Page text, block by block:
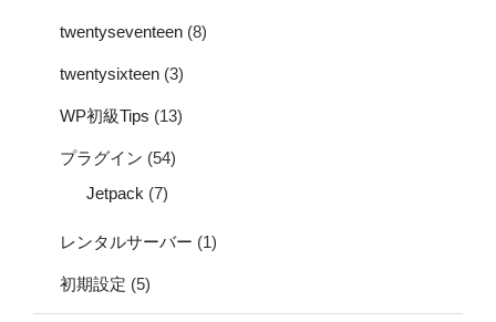
twentyseventeen (8)
twentysixteen (3)
WP初級Tips (13)
プラグイン (54)
Jetpack (7)
レンタルサーバー (1)
初期設定 (5)